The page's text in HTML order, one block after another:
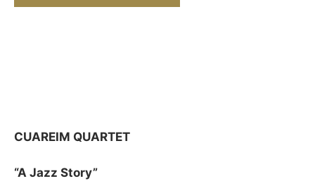
CUAREIM QUARTET
“A Jazz Story”